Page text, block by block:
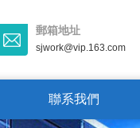
郵箱地址
sjwork@vip.163.com
聯系我們